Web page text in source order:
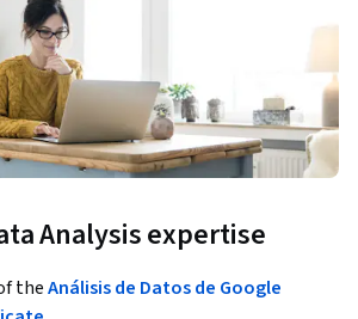
Analysis expertise
theAnálisis de Datos de Google